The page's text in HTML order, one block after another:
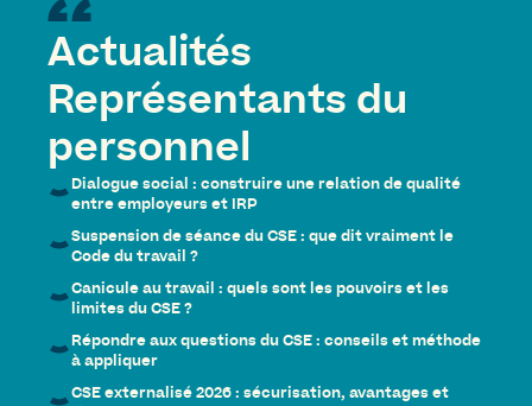
Actualités
Représentants du
personnel
Dialogue social : construire une relation de qualité
entre employeurs et IRP
Suspension de séance du CSE : que dit vraiment le
Code du travail ?
Canicule au travail : quels sont les pouvoirs et les
limites du CSE ?
Répondre aux questions du CSE : conseils et méthode
à appliquer
CSE externalisé 2026 : sécurisation, avantages et